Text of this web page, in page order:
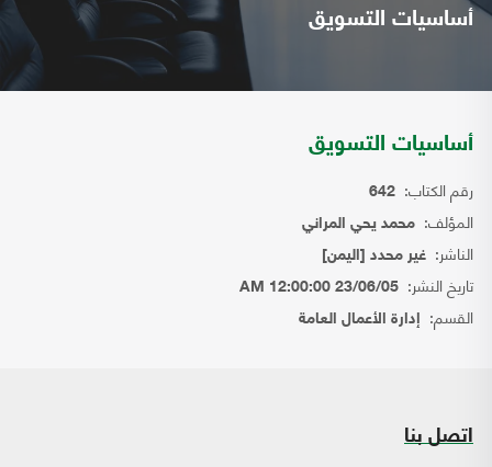
أساسيات التسويق
أساسيات التسويق
رقم الكتاب: 642
المؤلف: محمد يحي المراني
الناشر: غير محدد [اليمن]
تاريخ النشر: 23/06/05 12:00:00 AM
القسم: إدارة الأعمال العامة
اتصل بنا